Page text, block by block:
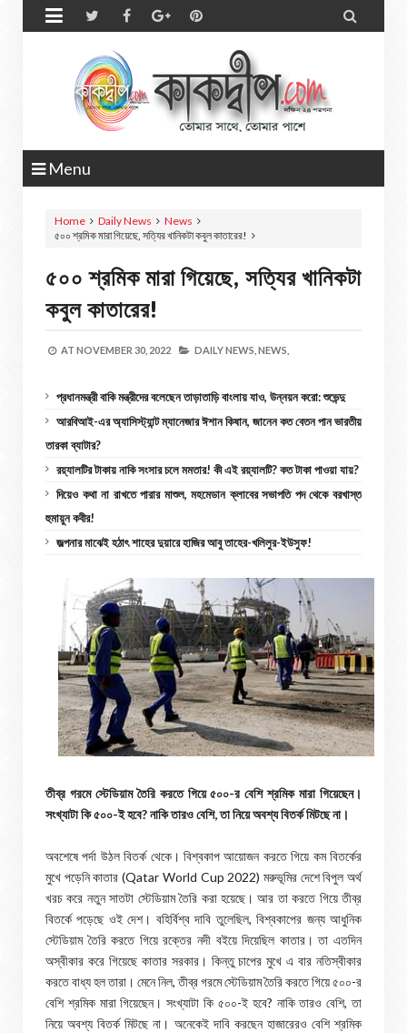
 
Menu
Home Daily News
News
৫০০ শ্রমিক মারা গিয়েছে, সত্যির খানিকটা কবুল কাতারের!
৫০০ শ্রমিক মারা গিয়েছে, সত্যির খানিকটা
কবুল কাতারের!
AT NOVEMBER 30, 2022 DAILY NEWS, NEWS,
প্রধানমন্ত্রী বাকি মন্ত্রীদের বলেছেন তাড়াতাড়ি বাংলায় যাও, উন্নয়ন করো: শুভেন্দু
আরবিআই-এর অ্যাসিস্ট্যান্ট ম্যানেজার ঈশান কিষান, জানেন কত বেতন পান ভারতীয়
তারকা ব্যাটার?
রয়্যালটির টাকায় নাকি সংসার চলে মমতার! কী এই রয়্যালটি? কত টাকা পাওয়া যায়?
দিয়েও কথা না রাখতে পারার মাশুল, মহমেডান ক্লাবের সভাপতি পদ থেকে বরখাস্ত
হুমায়ুন কবীর!
জল্পনার মাঝেই হঠাৎ শাহের দুয়ারে হাজির আবু তাহের-খলিলুর-ইউসুফ!
তীব্র গরমে স্টেডিয়াম তৈরি করতে গিয়ে ৫০০-র বেশি শ্রমিক মারা গিয়েছেন।
সংখ্যাটা কি ৫০০-ই হবে? নাকি তারও বেশি, তা নিয়ে অবশ্য বিতর্ক মিটছে না।
অবশেষে পর্দা উঠল বিতর্ক থেকে। বিশ্বকাপ আয়োজন করতে গিয়ে কম বিতর্কের
মুখে পড়েনি কাতার (Qatar World Cup 2022) মরুভূমির দেশে বিপুল অর্থ
খরচ করে নতুন সাতটা স্টেডিয়াম তৈরি করা হয়েছে। আর তা করতে গিয়ে তীব্র
বিতর্কে পড়েছে ওই দেশ। বহির্বিশ্ব দাবি তুলেছিল, বিশ্বকাপের জন্য আধুনিক
স্টেডিয়াম তৈরি করতে গিয়ে রক্তের নদী বইয়ে দিয়েছিল কাতার। তা এতদিন
অস্বীকার করে গিয়েছে কাতার সরকার। কিন্তু চাপের মুখে এ বার নতিস্বীকার
করতে বাধ্য হল তারা। মেনে নিল, তীব্র গরমে স্টেডিয়াম তৈরি করতে গিয়ে ৫০০-র
বেশি শ্রমিক মারা গিয়েছেন। সংখ্যাটা কি ৫০০-ই হবে? নাকি তারও বেশি, তা
নিয়ে অবশ্য বিতর্ক মিটছে না। অনেকেই দাবি করছেন হাজারেরও বেশি শ্রমিক